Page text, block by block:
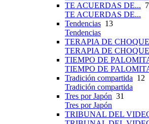
TE ACUERDAS DE... 7
TE ACUERDAS DE...
Tendencias 13
Tendencias
TERAPIA DE CHOQUE
TERAPIA DE CHOQUE
TIEMPO DE
TIEMPO DE
Tradición compartida 12
Tradición compartida
Tres por Japón 31
Tres por Japón
TRIBUNAL DEL